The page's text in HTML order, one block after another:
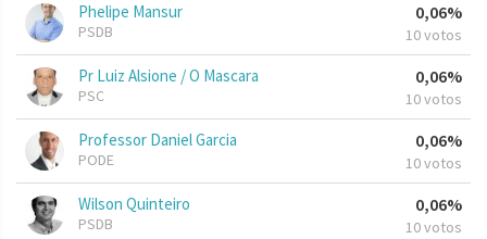
Phelipe Mansur
PSDB
0,06%
10 votos
Pr Luiz Alsione / O Mascara
PSC
0,06%
10 votos
Professor Daniel Garcia
PODE
0,06%
10 votos
Wilson Quinteiro
PSDB
0,06%
10 votos